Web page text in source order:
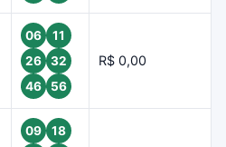
06
11
26
32
46
56
R$ 0,00
09
18